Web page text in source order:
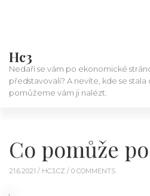
Hc3
Nedaří se vám po ekonomické
představovali? A nevíte, kde se stala
pomůžeme vám ji nalézt.
Co pomůže
21.6.2021 / HC3.CZ / 0 COMMENTS